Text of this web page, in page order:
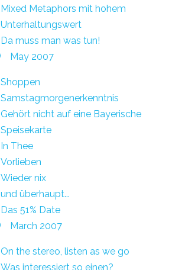
Mixed Metaphors mit hohem
Unterhaltungswert
Da muss man was tun!
May 2007
Shoppen
Samstagmorgenerkenntnis
Gehört nicht auf eine Bayerische
Speisekarte
In Thee
Vorlieben
Wieder nix
und überhaupt...
Das 51% Date
March 2007
On the stereo, listen as we go
Was interessiert so einen?